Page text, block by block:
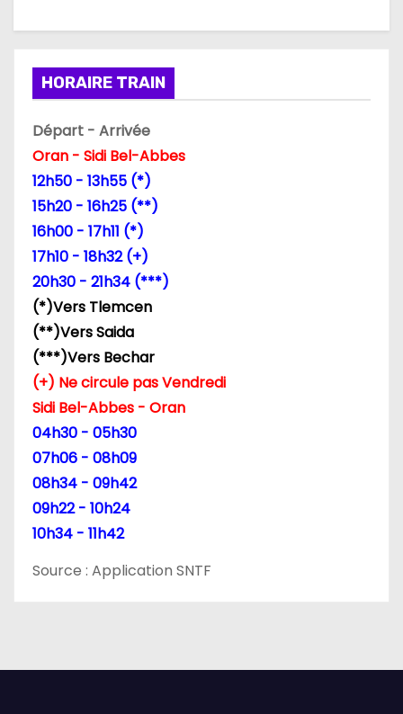
HORAIRE TRAIN
Départ - Arrivée
Oran - Sidi Bel-Abbes
12h50 - 13h55 (*)
15h20 - 16h25 (**)
16h00 - 17h11 (*)
17h10 - 18h32 (+)
20h30 - 21h34 (***)
(*)Vers Tlemcen
(**)Vers Saida
(***)Vers Bechar
(+) Ne circule pas Vendredi
Sidi Bel-Abbes - Oran
04h30 - 05h30
07h06 - 08h09
08h34 - 09h42
09h22 - 10h24
10h34 - 11h42
Source : Application SNTF